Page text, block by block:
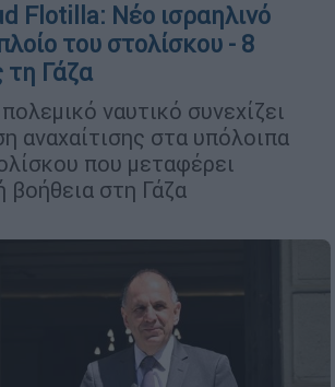
Flotilla: Νέο ισραηλινό
του στολίσκου - 8
τη Γάζα
ναυτικό συνεχίζει
αναχαίτισης στα υπόλοιπα
που μεταφέρει
βοήθεια στη Γάζα